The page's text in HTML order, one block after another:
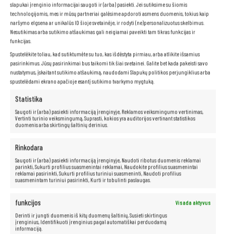
slapukai įrenginio informacijai saugoti ir (arba) pasiekti. Jei sutiksime su šiomis
technologijomis, mes ir mūsų partneriai galėsime apdoroti asmens duomenis, tokius kaip
naršymo elgsena ar unikalūs ID šioje svetainėje, ir rodyti (ne)personalizuotus skelbimus.
Nesutikimas arba sutikimo atšaukimas gali neigiamai paveikti tam tikras funkcijas ir
funkcijas.
Spustelėkite toliau, kad sutiktumėte su tuo, kas išdėstyta pirmiau, arba atlikite išsamius
pasirinkimus. Jūsų pasirinkimai bus taikomi tik šiai svetainei. Galite bet kada pakeisti savo
nustatymus, įskaitant sutikimo atšaukimą, naudodami Slapukų politikos perjungiklius arba
spustelėdami ekrano apačioje esantį sutikimo tvarkymo mygtuką.
Statistika
Saugoti ir (arba) pasiekti informaciją įrenginyje, Reklamos veiksmingumo vertinimas,
Vertinti turinio veiksmingumą, Suprasti, kokios yra auditorijos vertinant statistikos
duomenis arba skirtingų šaltinių derinius.
Rinkodara
Saugoti ir (arba) pasiekti informaciją įrenginyje, Naudoti ribotus duomenis reklamai
parinkti, Sukurti profilius suasmenintai reklamai, Naudokite profilius suasmenintai
reklamai pasirinkti, Sukurti profilius turiniui suasmeninti, Naudoti profilius
suasmenintam turiniui pasirinkti, Kurti ir tobulinti paslaugas.
funkcijos
Visada aktyvus
Derinti ir jungti duomenis iš kitų duomenų šaltinių, Susieti skirtingus
įrenginius, Identifikuoti įrenginius pagal automatiškai perduodamą
informaciją.
naudojimo mokymąsi.
Greitas NVMe SSD
patikimumas yra tik keletas iš privalumų, kuriuos siūlo kietieji diskai. Be
judančių dalių, šie diskai pasižymi žymiai greitesniu duomenų prieigos
laiku, tyliu veikimu ir dideliu atsparumu mechaniniams pažeidimams. Jie
yra idealus sprendimas tiems, kuriems reikia galingos įrangos darbui ar
pramogoms.